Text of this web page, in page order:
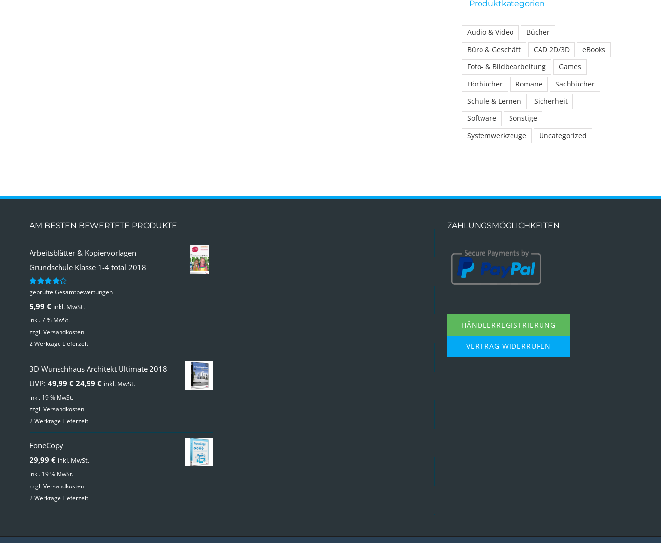
Produktkategorien
Audio & Video
Bücher
Büro & Geschäft
CAD 2D/3D
eBooks
Foto- & Bildbearbeitung
Games
Hörbücher
Romane
Sachbücher
Schule & Lernen
Sicherheit
Software
Sonstige
Systemwerkzeuge
Uncategorized
AM BESTEN BEWERTETE PRODUKTE
Arbeitsblätter & Kopiervorlagen
Grundschule Klasse 1-4 total 2018
Bewertet
von 5
geprüfte Gesamtbewertungen
5,99 € inkl. MwSt.
inkl. 7 % MwSt.
zzgl.Versandkosten
2 Werktage Lieferzeit
3D Wunschhaus Architekt Ultimate 2018
UVP: 49,99€ Ursprünglicher
war:
24,99 €Aktueller
inkl. MwSt.
inkl. 19 % MwSt.
zzgl.Versandkosten
2 Werktage Lieferzeit
FoneCopy
29,99 € inkl. MwSt.
inkl. 19 % MwSt.
zzgl.Versandkosten
2 Werktage Lieferzeit
ZAHLUNGSMÖGLICHKEITEN
HÄNDLERREGISTRIERUNG
VERTRAG WIDERRUFEN